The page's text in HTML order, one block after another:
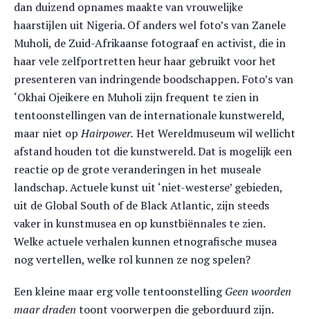
dan duizend opnames maakte van vrouwelijke
haarstijlen uit Nigeria. Of anders wel foto’s van Zanele
Muholi, de Zuid-Afrikaanse fotograaf en activist, die in
haar vele zelfportretten heur haar gebruikt voor het
presenteren van indringende boodschappen. Foto’s van
‘Okhai Ojeikere en Muholi zijn frequent te zien in
tentoonstellingen van de internationale kunstwereld,
maar niet opHairpower. Het Wereldmuseum wil wellicht
afstand houden tot die kunstwereld. Dat is mogelijk een
reactie op de grote veranderingen in het museale
landschap. Actuele kunst uit ‘niet-westerse’ gebieden,
uit de Global South of de Black Atlantic, zijn steeds
vaker in kunstmusea en op kunstbiënnales te zien.
Welke actuele verhalen kunnen etnografische musea
nog vertellen, welke rol kunnen ze nog spelen?
Een kleine maar erg volle tentoonstellingGeen woorden
maar draden toont voorwerpen die geborduurd zijn.